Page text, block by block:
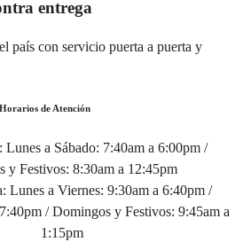
entrega
país con servicio puerta a puerta y
Horarios de Atención
Lunes a Sábado: 7:40am a 6:00pm /
y Festivos: 8:30am a 12:45pm
Lunes a Viernes: 9:30am a 6:40pm /
/ Domingos y Festivos: 9:45am a
1:15pm